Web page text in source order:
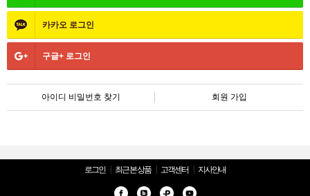
카카오 로그인
구글+ 로그인
아이디 비밀번호 찾기 회원 가입
로그인 최근 본 상품 고객센터 지사안내